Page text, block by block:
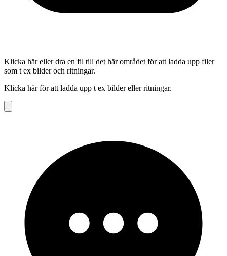
Klicka här eller dra en fil till det här området för att ladda upp filer
som t ex bilder och ritningar.
Klicka här för att ladda upp t ex bilder eller ritningar.